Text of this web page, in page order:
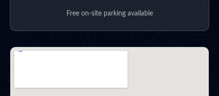
Free on-site parking available